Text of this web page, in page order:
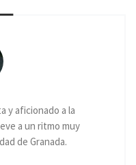
y aficionado a la
a un ritmo muy
de Granada.